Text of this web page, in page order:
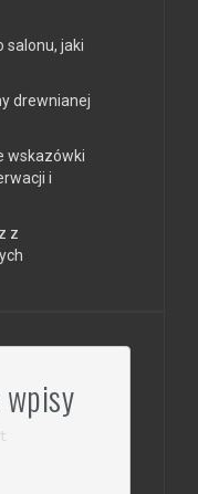
salonu, jaki
drewnianej
wskazówki
i
z